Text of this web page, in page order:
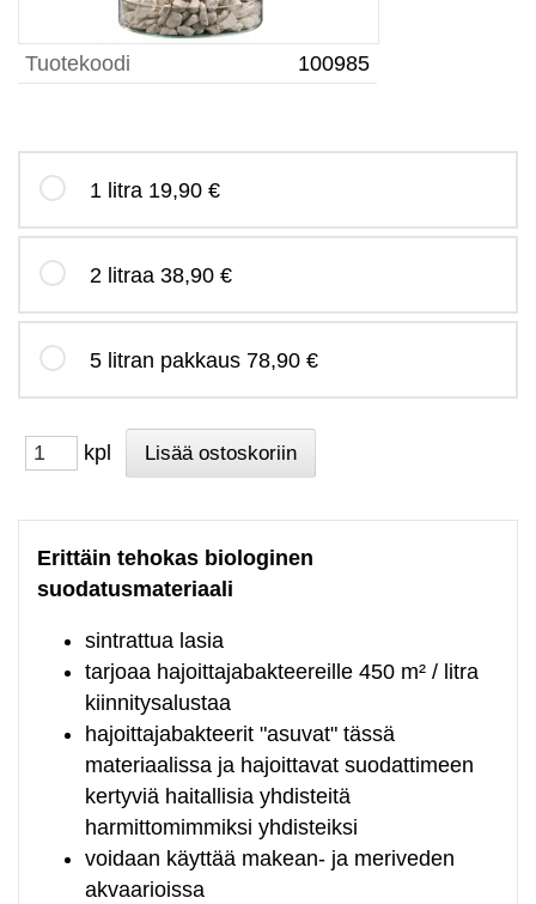
Tuotekoodi 100985
1 litra 19,90 €
2 litraa 38,90 €
5 litran pakkaus 78,90 €
kpl
Erittäin tehokas biologinen
suodatusmateriaali
sintrattua lasia
tarjoaa hajoittajabakteereille 450 m² / litra
kiinnitysalustaa
hajoittajabakteerit "asuvat" tässä
materiaalissa ja hajoittavat suodattimeen
kertyviä haitallisia yhdisteitä
harmittomimmiksi yhdisteiksi
voidaan käyttää makean- ja meriveden
akvaarioissa